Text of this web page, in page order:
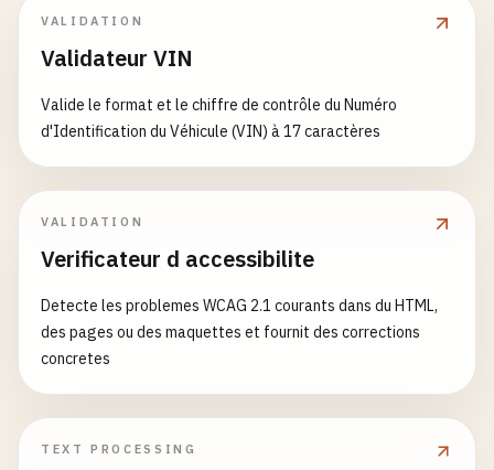
SALGS2BF8FA123456
SCBBE7ZA7FC000000
# Aston Martin (United Kingdom)
SCFAD5AMXEGX00000
WMWLN5C51EKE00000
# --- Swedish Vehicles ---
# Saab (Sweden)
VALIDATION
Validateur VIN
Valide le format et le chiffre de contrôle du Numéro
d'Identification du Véhicule (VIN) à 17 caractères
VALIDATION
Verificateur d accessibilite
Detecte les problemes WCAG 2.1 courants dans du HTML,
des pages ou des maquettes et fournit des corrections
concretes
TEXT PROCESSING